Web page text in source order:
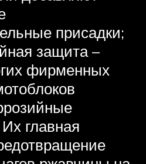
присадки;
защита –
фирменных
главная